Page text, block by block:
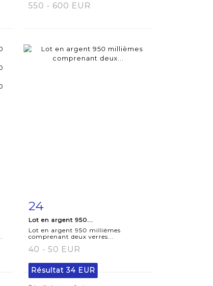
550 - 600 EUR
détaillée
24
Lot en argent 950...
Lot en argent 950 millièmes
comprenant deux verres...
40 - 50 EUR
Résultat34 EUR